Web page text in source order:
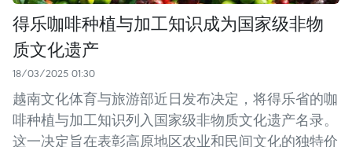
得乐咖啡种植与加工知识成为国家级非物
质文化遗产
18/03/2025 01:30
越南文化体育与旅游部近日发布决定，将得乐省的咖
啡种植与加工知识列入国家级非物质文化遗产名录。
这一决定旨在表彰高原地区农业和民间文化的独特价